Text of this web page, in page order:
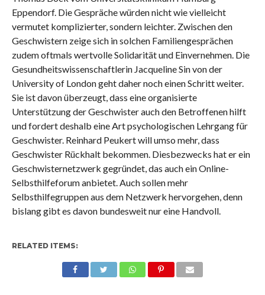
Eppendorf. Die Gespräche würden nicht wie vielleicht
vermutet komplizierter, sondern leichter. Zwischen den
Geschwistern zeige sich in solchen Familiengesprächen
zudem oftmals wertvolle Solidarität und Einvernehmen. Die
Gesundheitswissenschaftlerin Jacqueline Sin von der
University of London geht daher noch einen Schritt weiter.
Sie ist davon überzeugt, dass eine organisierte
Unterstützung der Geschwister auch den Betroffenen hilft
und fordert deshalb eine Art psychologischen Lehrgang für
Geschwister. Reinhard Peukert will umso mehr, dass
Geschwister Rückhalt bekommen. Diesbezwecks hat er ein
Geschwisternetzwerk gegründet, das auch ein Online-
Selbsthilfeforum anbietet. Auch sollen mehr
Selbsthilfegruppen aus dem Netzwerk hervorgehen, denn
bislang gibt es davon bundesweit nur eine Handvoll.
RELATED ITEMS: